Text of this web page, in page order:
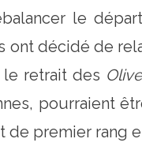
le
décidé de
retrait des
pourraient
premier rang